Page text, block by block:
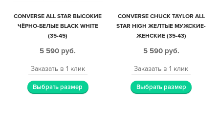
CONVERSE ALL STAR ВЫСОКИЕ
ЧЁРНО-БЕЛЫЕ BLACK WHITE
(35-45)
5 590 руб.
Заказать в 1 клик
Выбрать размер
CONVERSE CHUCK TAYLOR ALL
STAR HIGH ЖЕЛТЫЕ МУЖСКИЕ-
ЖЕНСКИЕ (35-43)
5 590 руб.
Заказать в 1 клик
Выбрать размер